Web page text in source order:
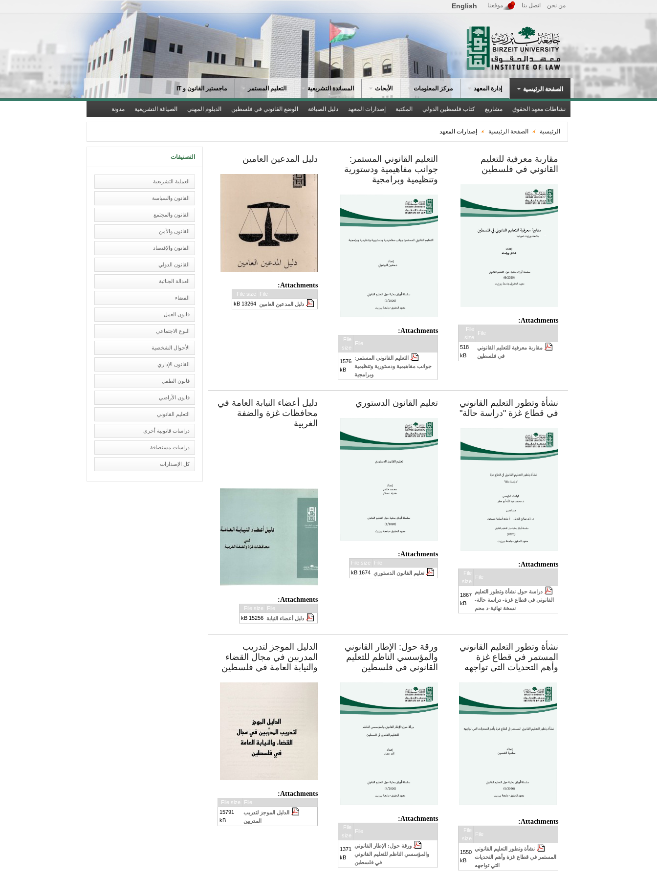
من نحن اتصل بنا موقعنا English
الصفحة الرئيسية إدارة المعهد مركز المعلومات الأبحاث المساندة التشريعية التعليم المستمر ماجستير القانون و IT
نشاطات معهد الحقوق مشاريع كتاب فلسطين الدولي المكتبة إصدارات المعهد دليل الصياغة الوضع القانوني في فلسطين الدبلوم المهني الصياغة التشريعية مدونة
الرئيسية الصفحة الرئيسية إصدارات المعهد
مقاربة معرفية للتعليم
القانوني في فلسطين
Attachments:
File
File
size
مقاربة معرفية للتعليم القانوني
في فلسطين
518
kB
التعليم القانوني المستمر:
جوانب مفاهيمية ودستورية
وتنظيمية وبرامجية
Attachments:
File
File
size
التعليم القانوني المستمر:
جوانب مفاهيمية ودستورية وتنظيمية
وبرامجية
1576
kB
دليل المدعين العامين
Attachments:
File
File size
دليل المدعين العامين 13264 kB
نشأة وتطور التعليم القانوني
في قطاع غزة "دراسة حالة"
Attachments:
File
File
size
دراسة حول نشأة وتطور التعليم
القانوني في قطاع غزة- دراسة حالة-
نسخة نهائية-د محم
1867
kB
تعليم القانون الدستوري
Attachments:
File
File size
تعليم القانون الدستوري 1674 kB
دليل أعضاء النيابة العامة في
محافظات غزة والضفة
الغربية
Attachments:
File
File size
دليل أعضاء النيابة 15256 kB
نشأة وتطور التعليم القانوني
المستمر في قطاع غزة
وأهم التحديات التي تواجهه
Attachments:
File
File
size
نشأة وتطور التعليم القانوني
المستمر في قطاع غزة وأهم التحديات
التي تواجهه
1550
kB
ورقة حول: الإطار القانوني
والمؤسسي الناظم للتعليم
القانوني في فلسطين
Attachments:
File
File
size
ورقة حول: الإطار القانوني
والمؤسسي الناظم للتعليم القانوني
في فلسطين
1371
kB
الدليل الموجز لتدريب
المدربين في مجال القضاء
والنيابة العامة في فلسطين
Attachments:
File
File size
الدليل الموجز لتدريب
المدربين
15791
kB
التصنيفات
العملية التشريعية
القانون والسياسة
القانون والمجتمع
القانون والأمن
القانون والإقتصاد
القانون الدولي
العدالة الجنائية
القضاء
قانون العمل
النوع الاجتماعي
الأحوال الشخصية
القانون الإداري
قانون الطفل
قانون الأراضي
التعليم القانوني
دراسات قانونية أخرى
دراسات مستضافة
كل الإصدارات